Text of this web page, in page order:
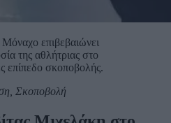
επιβεβαιώνει
της αθλήτριας στο
επίπεδο σκοποβολής.
Σκοποβολή